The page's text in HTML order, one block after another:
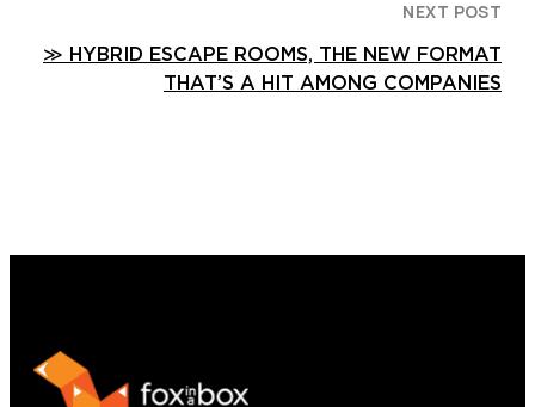
NEXT POST
≫ HYBRID ESCAPE ROOMS, THE NEW FORMAT
THAT’S A HIT AMONG COMPANIES